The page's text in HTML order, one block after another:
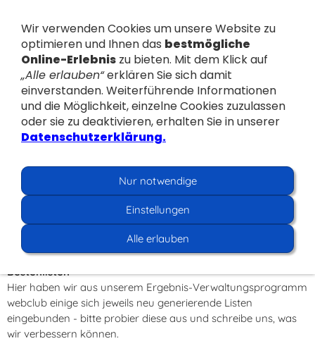
Navigation einblenden
Berichte und Termine
Hier findet ihr Berichte, Erzählungen und Erlebnisse aus
Du hast noch ein tolles Foto für unsere Homepage? Ein
Bericht fehlt? Schick uns deinen Beitrag!
Bestenlisten
Hier haben wir aus unserem Ergebnis-Verwaltungsprogramm
webclub einige sich jeweils neu generierende Listen
eingebunden - bitte probier diese aus und schreibe uns, was
wir verbessern können.
Wir verwenden Cookies um unsere Website zu
optimieren und Ihnen das bestmögliche
Online-Erlebnis zu bieten. Mit dem Klick auf
„Alle erlauben“erklären Sie sich damit
einverstanden. Weiterführende Informationen
und die Möglichkeit, einzelne Cookies zuzulassen
oder sie zu deaktivieren, erhalten Sie in unserer
Datenschutzerklärung.
Nur notwendige
Einstellungen
Alle erlauben